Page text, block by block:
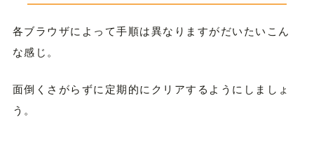
各ブラウザによって手順は異なりますがだいたいこん
な感じ。
面倒くさがらずに定期的にクリアするようにしましょ
う。